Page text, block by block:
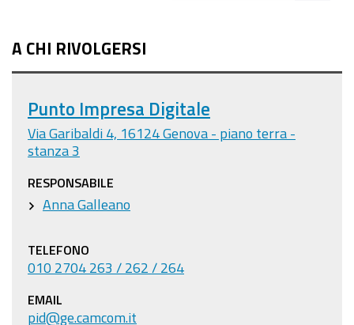
A CHI RIVOLGERSI
Punto Impresa Digitale
Via Garibaldi 4, 16124 Genova - piano terra -
stanza 3
RESPONSABILE
Anna Galleano
TELEFONO
010 2704 263 / 262 / 264
EMAIL
pid@ge.camcom.it